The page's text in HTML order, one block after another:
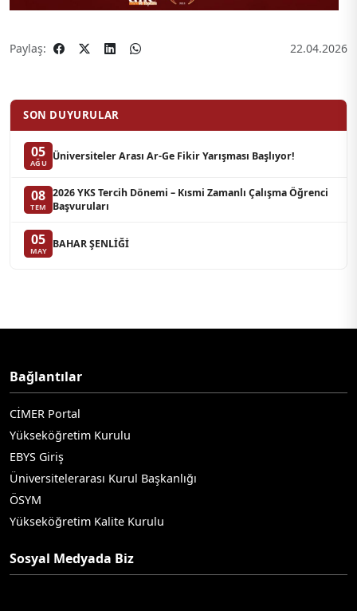
Paylaş: 22.04.2026
SON DUYURULAR
05
AĞU
Üniversiteler Arası Ar-Ge Fikir Yarışması Başlıyor!
08
TEM
2026 YKS Tercih Dönemi – Kısmi Zamanlı Çalışma Öğrenci
Başvuruları
05
MAY
BAHAR ŞENLİĞİ
Bağlantılar
CİMER Portal
Yükseköğretim Kurulu
EBYS Giriş
Üniversitelerarası Kurul Başkanlığı
ÖSYM
Yükseköğretim Kalite Kurulu
Sosyal Medyada Biz